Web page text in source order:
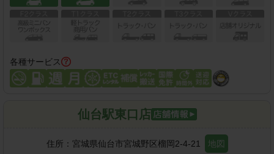
各種サービス
仙台駅東口店
住所： 宮城県仙台市宮城野区榴岡2-4-21 地図